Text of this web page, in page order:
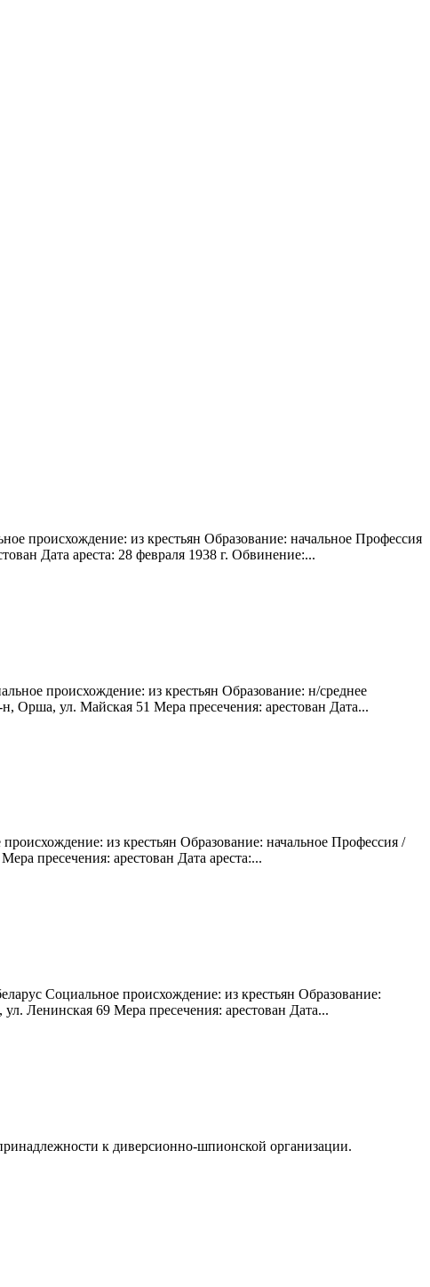
происхождение: из крестьян Образование: начальное Профессия
Дата ареста: 28 февраля 1938 г. Обвинение:...
происхождение: из крестьян Образование: н/среднее
ул. Майская 51 Мера пресечения: арестован Дата...
из крестьян Образование: начальное Профессия /
пресечения: арестован Дата ареста:...
Социальное происхождение: из крестьян Образование:
Ленинская 69 Мера пресечения: арестован Дата...
к диверсионно-шпионской организации.